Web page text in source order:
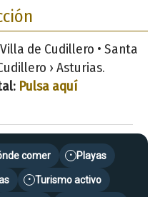
Villa de Cudillero • Santa
› Asturias.
Pulsa aquí
comer • Playas
• Turismo activo